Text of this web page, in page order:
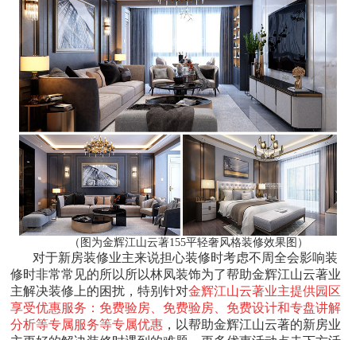
（图为金辉江山云著155平轻奢风格装修效果图）
对于新房装修业主来说担心装修时考虑不周全会影响装
修时非常常见的所以所以林凤装饰为了帮助金辉江山云著业
主解决装修上的困扰，特别针对金辉江山云著业主提供园区
享受优惠服务：免费验房、免费验房、免费设计和专盘讲解
分析等专属服务等专属优惠 ，以帮助金辉江山云著的新房业